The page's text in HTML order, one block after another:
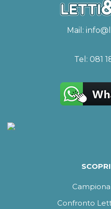
Mail:
Tel: 081
Confronto